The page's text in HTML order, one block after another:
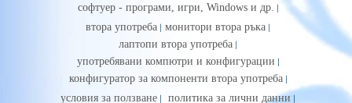
софтуер - програми, игри, Windows и др.
втора употреба
монитори втора ръка
лаптопи втора употреба
употребявани компютри и конфигурации
конфигуратор за компоненти втора употреба
условия за ползване
политика за лични данни